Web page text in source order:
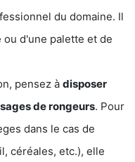
du domaine. Il
ou d'une palette et de
pensez à disposer
de rongeurs. Pour
dans le cas de
céréales, etc.), elle